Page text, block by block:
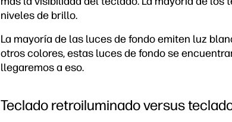
niveles de brillo.
La mayoría de las luces de fondo emiten luz
otros colores, estas luces de fondo se
llegaremos a eso.
Teclado retroiluminado versus